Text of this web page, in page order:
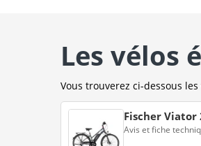
Les vélos
Vous trouverez ci-dessous
Fischer Viator
Avis et fiche